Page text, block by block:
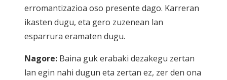
erromantizazioa oso presente dago. Karreran
ikasten dugu, eta gero zuzenean lan
esparrura eramaten dugu.
Nagore: Baina guk erabaki dezakegu zertan
lan egin nahi dugun eta zertan ez, zer den ona